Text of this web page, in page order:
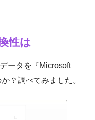
性は
ータを『Microsoft
？調べてみました。